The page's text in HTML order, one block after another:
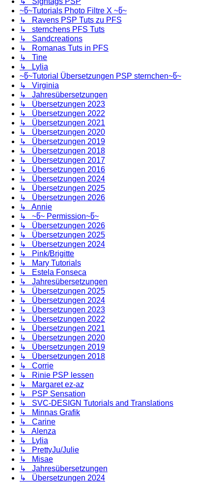
~წ~Tutorials Photo Filtre X ~წ~
↳ Ravens PSP Tuts zu PFS
↳ sternchens PFS Tuts
↳ Sandcreations
↳ Romanas Tuts in PFS
↳ Tine
↳ Lylia
~წ~Tutorial Übersetzungen PSP sternchen~წ~
↳ Virginia
↳ Jahresübersetzungen
↳ Übersetzungen 2023
↳ Übersetzungen 2022
↳ Übersetzungen 2021
↳ Übersetzungen 2020
↳ Übersetzungen 2019
↳ Übersetzungen 2018
↳ Übersetzungen 2017
↳ Übersetzungen 2016
↳ Übersetzungen 2024
↳ Übersetzungen 2025
↳ Übersetzungen 2026
↳ Annie
↳ ~წ~ Permission~წ~
↳ Übersetzungen 2026
↳ Übersetzungen 2025
↳ Übersetzungen 2024
↳ Pink/Brigitte
↳ Mary Tutorials
↳ Estela Fonseca
↳ Jahresübersetzungen
↳ Übersetzungen 2025
↳ Übersetzungen 2024
↳ Übersetzungen 2023
↳ Übersetzungen 2022
↳ Übersetzungen 2021
↳ Übersetzungen 2020
↳ Übersetzungen 2019
↳ Übersetzungen 2018
↳ Corrie
↳ Rinie PSP lessen
↳ Margaret ez-az
↳ PSP Sensation
↳ SVC-DESIGN Tutorials and Translations
↳ Minnas Grafik
↳ Carine
↳ Alenza
↳ Lylia
↳ PrettyJu/Julie
↳ Misae
↳ Jahresübersetzungen
↳ Übersetzungen 2024